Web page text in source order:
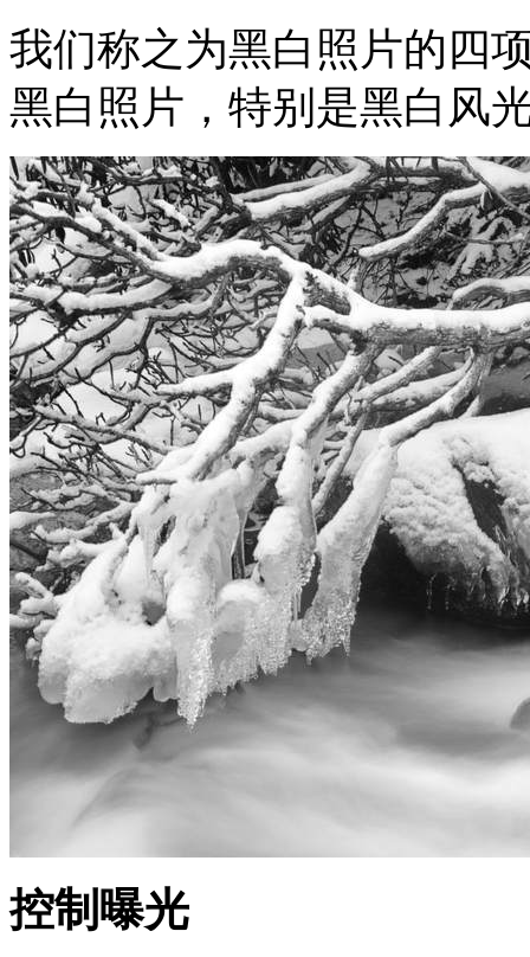
我们称之为黑白照片的四
黑白照片，特别是黑白风
控制曝光